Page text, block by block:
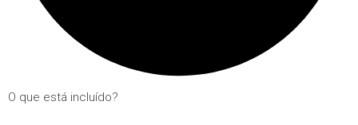
O que está incluído?